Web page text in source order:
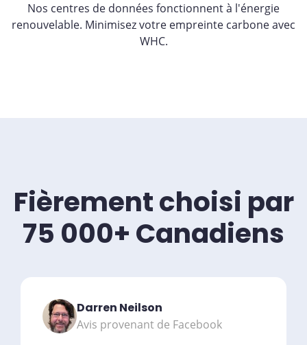
Nos centres de données fonctionnent à l'énergie
renouvelable. Minimisez votre empreinte carbone avec
WHC.
Fièrement choisi par
75 000+ Canadiens
Darren Neilson
Avis provenant de Facebook